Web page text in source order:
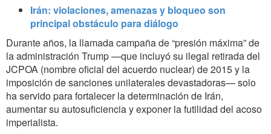
Irán: violaciones, amenazas y bloqueo son
principal obstáculo para diálogo
Durante años, la llamada campaña de “presión máxima” de
la administración Trump —que incluyó su ilegal retirada del
JCPOA (nombre oficial del acuerdo nuclear) de 2015 y la
imposición de sanciones unilaterales devastadoras— solo
ha servido para fortalecer la determinación de Irán,
aumentar su autosuficiencia y exponer la futilidad del acoso
imperialista.